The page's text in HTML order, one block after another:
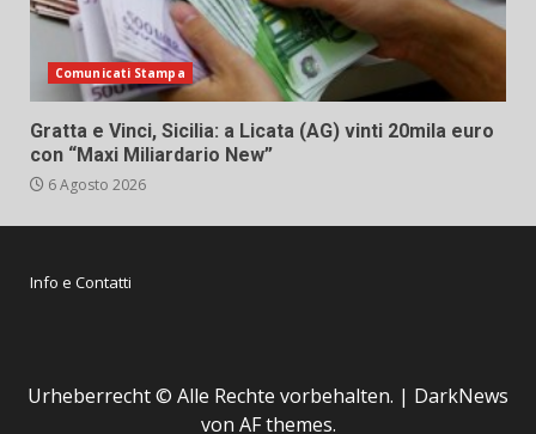
Comunicati Stampa
Gratta e Vinci, Sicilia: a Licata (AG) vinti 20mila euro
con “Maxi Miliardario New”
6 Agosto 2026
Info e Contatti
Urheberrecht © Alle Rechte vorbehalten. | DarkNews
von AF themes.